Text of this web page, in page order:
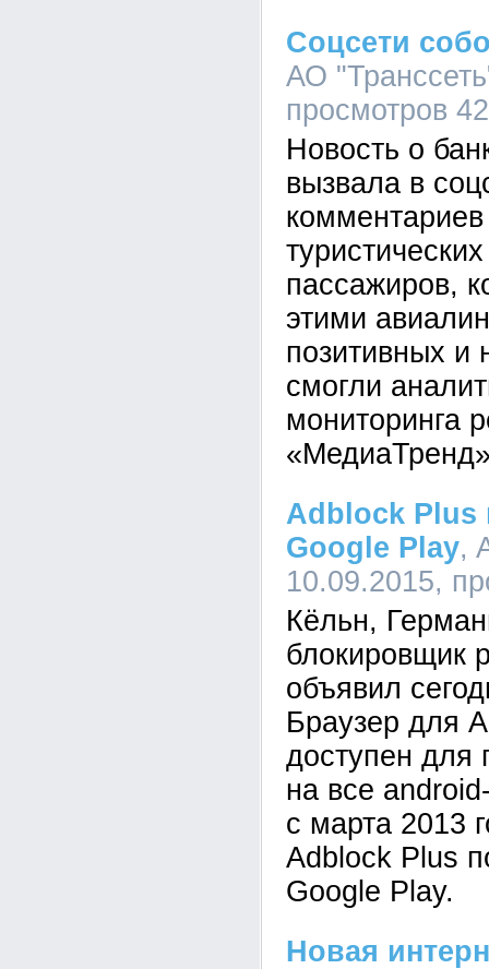
Соцсети
АО
просмотров
Новость о
вызвала в
комментариев
пассажиров,
этими
позитивных и
смогли
мониторинга
Adblock Plus
Google Play,
10.09.2015,
Кёльн,
блокировщик
объявил
Браузер для
доступен для
на все
с марта 2013
Adblock Plus
Google Play.
Новая